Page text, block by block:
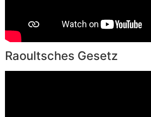
Raoultsches Gesetz